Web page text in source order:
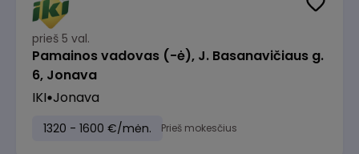
prieš 5 val.
Pamainos vadovas (-ė), J. Basanavičiaus g.
6, Jonava
IKI Jonava
1320 - 1600 €/mėn. Prieš mokesčius